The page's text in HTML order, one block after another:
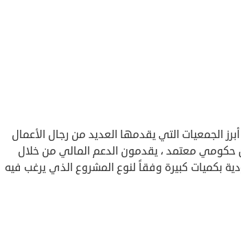
الجمعيات التي يقدمها العديد من رجال الأعمال
معتمد ، يقدمون الدعم المالي من خلال
بكميات كبيرة وفقاً لنوع المشروع الذي يرغب فيه